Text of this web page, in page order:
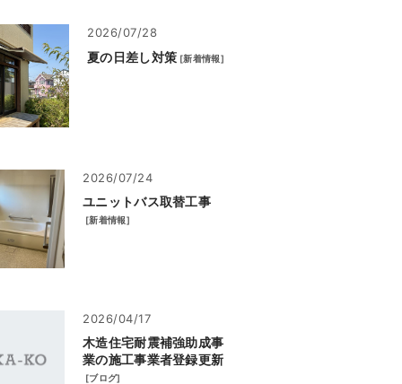
2026/07/28
夏の日差し対策 [新着情報]
2026/07/24
ユニットバス取替工事
[新着情報]
2026/04/17
木造住宅耐震補強助成事
業の施工事業者登録更新
[ブログ]